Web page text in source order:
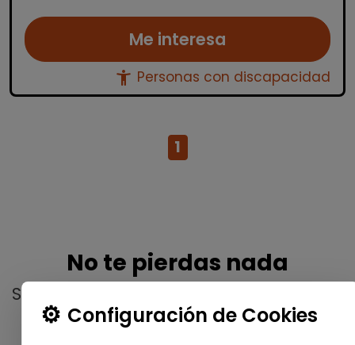
Me interesa
accessibility_new Personas con discapacidad
1
No te pierdas nada
Suscríbete a nuestro
recibe las últimas ofertas y noticias
Configuración de Cookies